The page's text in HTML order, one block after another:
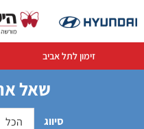
זימון לתל אביב
שאל
סיווג